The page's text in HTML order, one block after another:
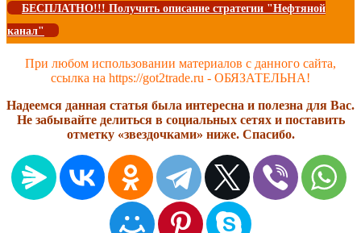
БЕСПЛАТНО!!! Получить описание стратегии "Нефтяной
канал"
При любом использовании материалов с данного сайта,
ссылка на https://got2trade.ru - ОБЯЗАТЕЛЬНА!
Надеемся данная статья была интересна и полезна для Вас.
Не забывайте делиться в социальных сетях и поставить
отметку «звездочками» ниже. Спасибо.